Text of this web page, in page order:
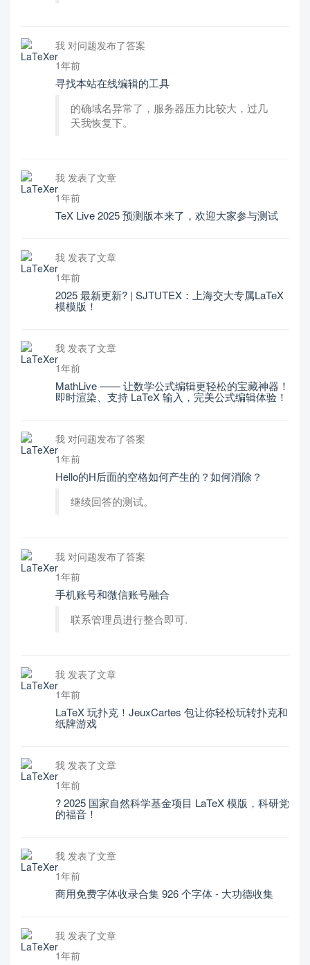
我 对问题发布了答案
1年前
寻找本站在线编辑的工具
的确域名异常了，服务器压力比较大，过几
天我恢复下。
我 发表了文章
1年前
TeX Live 2025 预测版本来了，欢迎大家参与测试
我 发表了文章
1年前
2025 最新更新? | SJTUTEX：上海交大专属LaTeX
模模版！
我 发表了文章
1年前
MathLive —— 让数学公式编辑更轻松的宝藏神器！
即时渲染、支持 LaTeX 输入，完美公式编辑体验！
我 对问题发布了答案
1年前
Hello的H后面的空格如何产生的？如何消除？
继续回答的测试。
我 对问题发布了答案
1年前
手机账号和微信账号融合
联系管理员进行整合即可.
我 发表了文章
1年前
LaTeX 玩扑克！JeuxCartes 包让你轻松玩转扑克和
纸牌游戏
我 发表了文章
1年前
? 2025 国家自然科学基金项目 LaTeX 模版，科研党
的福音！
我 发表了文章
1年前
商用免费字体收录合集 926 个字体 - 大功德收集
我 发表了文章
1年前